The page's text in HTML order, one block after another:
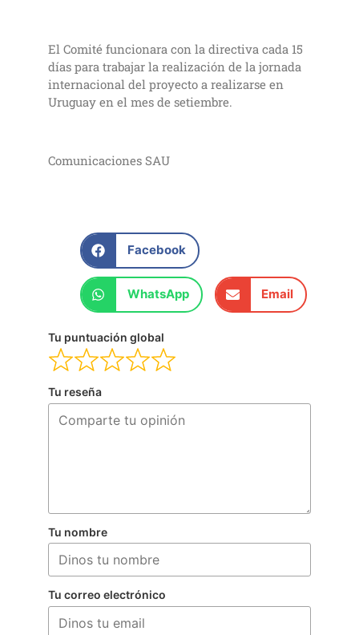
El Comité funcionara con la directiva cada 15
días para trabajar la realización de la jornada
internacional del proyecto a realizarse en
Uruguay en el mes de setiembre.
Comunicaciones SAU
Facebook
WhatsApp Email
Tu puntuación global
Tu reseña
Tu nombre
Tu correo electrónico